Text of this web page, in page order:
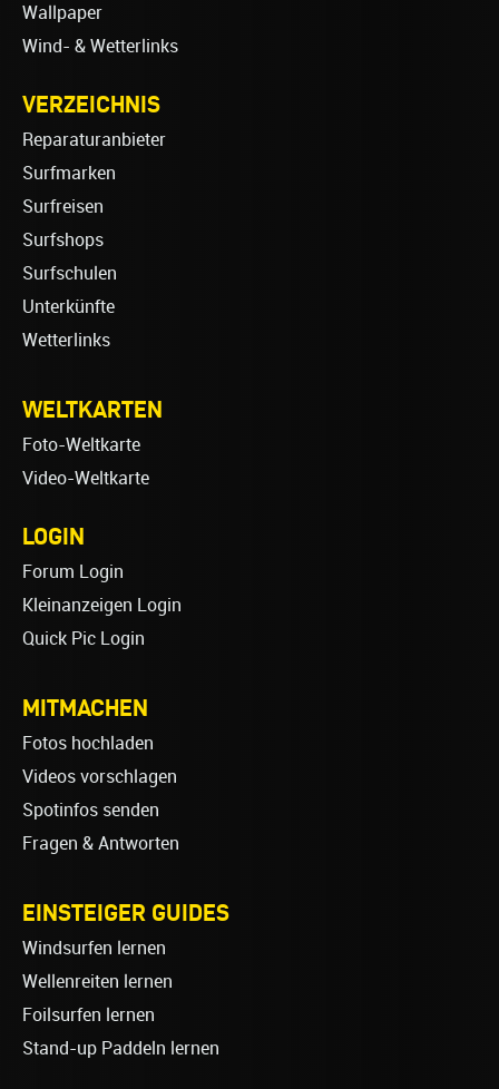
Wallpaper
Wind- & Wetterlinks
VERZEICHNIS
Reparaturanbieter
Surfmarken
Surfreisen
Surfshops
Surfschulen
Unterkünfte
Wetterlinks
WELTKARTEN
Foto-Weltkarte
Video-Weltkarte
LOGIN
Forum Login
Kleinanzeigen Login
Quick Pic Login
MITMACHEN
Fotos hochladen
Videos vorschlagen
Spotinfos senden
Fragen & Antworten
EINSTEIGER GUIDES
Windsurfen lernen
Wellenreiten lernen
Foilsurfen lernen
Stand-up Paddeln lernen